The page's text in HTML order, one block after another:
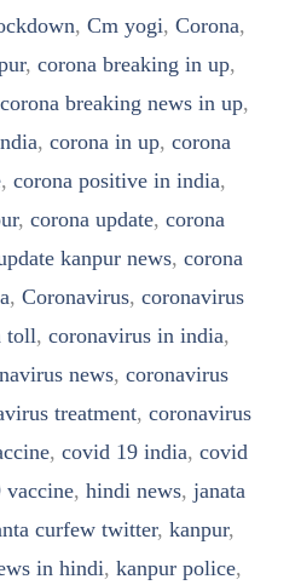
, Cm yogi, Corona,
, corona breaking in up,
corona breaking news in up,
, corona in up, corona
, corona positive in india,
, corona update, corona
kanpur news, corona
, Coronavirus, coronavirus
toll, coronavirus in india,
news, coronavirus
treatment, coronavirus
, covid 19 india, covid
vaccine, hindi news, janata
curfew twitter, kanpur,
in hindi, kanpur police,